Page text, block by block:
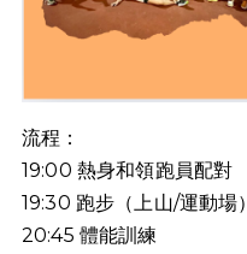
流程：
19:00 熱身和領跑員配對
19:30 跑步（上山/運動場）
20:45 體能訓練